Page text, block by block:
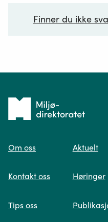
Finner du ikke
Spør oss
søk og viser deg
Tilbake
forsiden
Om oss
Kontakt oss
Tips oss
Aktuelt
Høringer